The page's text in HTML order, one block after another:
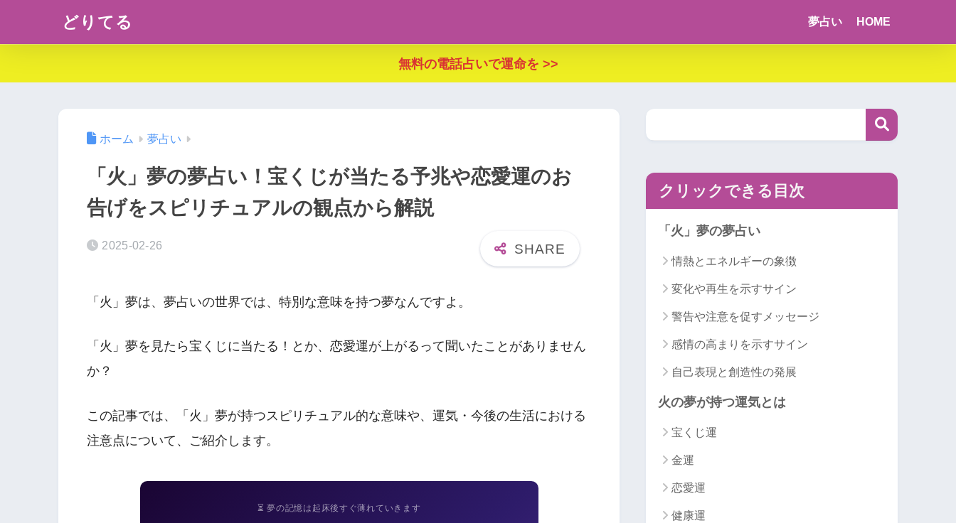
どりてる 夢占い HOME
無料の電話占いで運命を >>
ホーム 夢占い
「火」夢の夢占い！宝くじが当たる予兆や恋愛運のお
告げをスピリチュアルの観点から解説
2025-02-26
「火」夢は、夢占いの世界では、特別な意味を持つ夢なんですよ。
「火」夢を見たら宝くじに当たる！とか、恋愛運が上がるって聞いたことがありません
か？
この記事では、「火」夢が持つスピリチュアル的な意味や、運気・今後の生活における
注意点について、ご紹介します。
⏳ 夢の記憶は起床後すぐ薄れていきます
クリックできる目次
「火」夢の夢占い
情熱とエネルギーの象徴
変化や再生を示すサイン
警告や注意を促すメッセージ
感情の高まりを示すサイン
自己表現と創造性の発展
火の夢が持つ運気とは
宝くじ運
金運
恋愛運
健康運